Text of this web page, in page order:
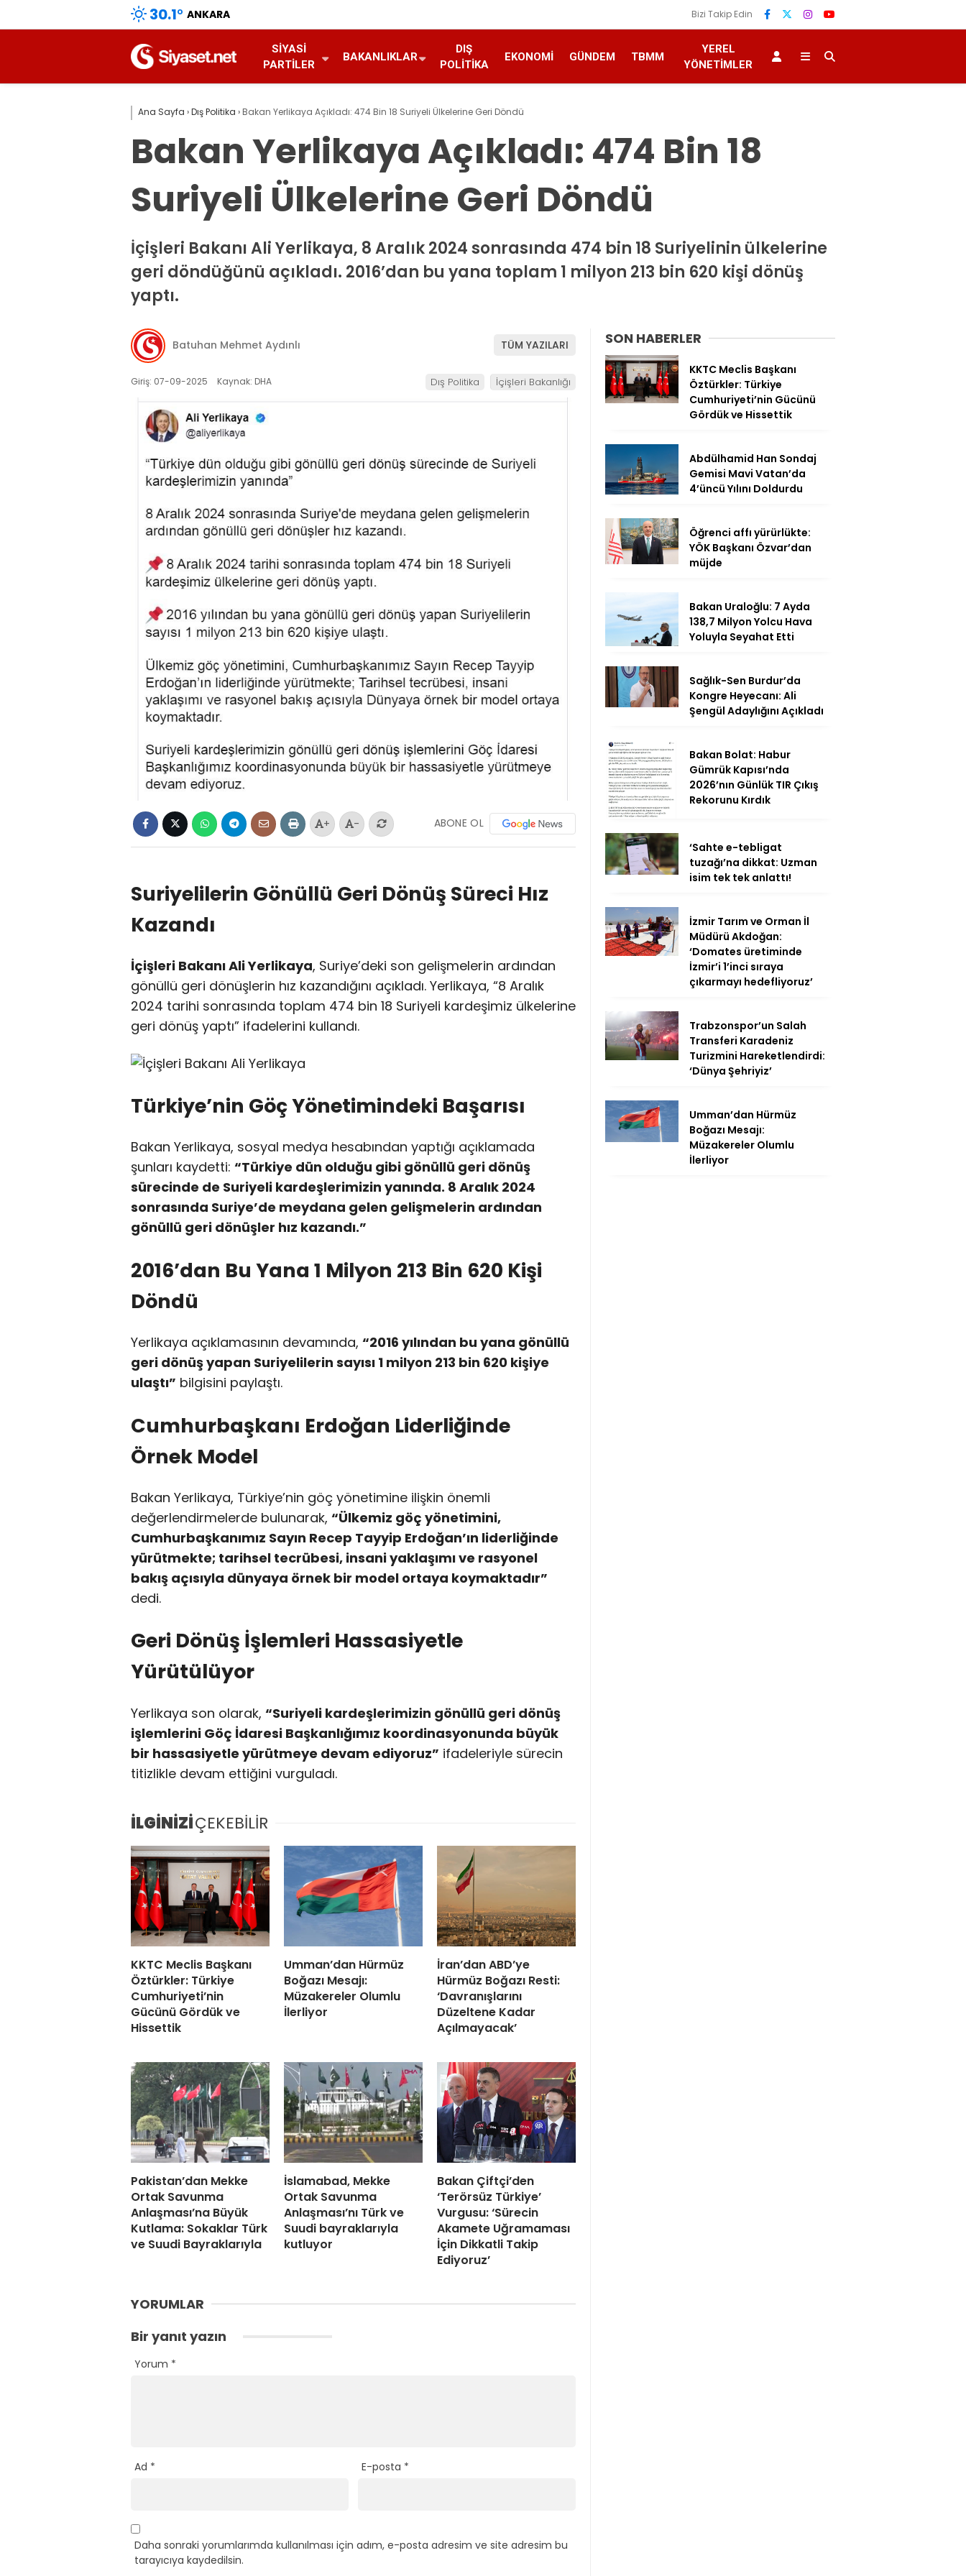
30.1° ANKARA Bizi Takip Edin
SIYASI
PARTILER
BAKANLIKLAR
DIŞ
POLITIKA
EKONOMI GÜNDEM TBMM
YEREL
YÖNETIMLER
Ana Sayfa ›Dış Politika › Bakan Yerlikaya Açıkladı: 474 Bin 18 Suriyeli Ülkelerine Geri Döndü
Bakan Yerlikaya Açıkladı: 474 Bin 18
Suriyeli Ülkelerine Geri Döndü
İçişleri Bakanı Ali Yerlikaya, 8 Aralık 2024 sonrasında 474 bin 18 Suriyelinin ülkelerine
geri döndüğünü açıkladı. 2016’dan bu yana toplam 1 milyon 213 bin 620 kişi dönüş
yaptı.
Batuhan Mehmet Aydınlı TÜM YAZILARI
Giriş: 07-09-2025 Kaynak: DHA Dış Politika İçişleri Bakanlığı
+ - ABONE OL
Suriyelilerin Gönüllü Geri Dönüş Süreci Hız
Kazandı
İçişleri Bakanı Ali Yerlikaya, Suriye’deki son gelişmelerin ardından
gönüllü geri dönüşlerin hız kazandığını açıkladı. Yerlikaya, “8 Aralık
2024 tarihi sonrasında toplam 474 bin 18 Suriyeli kardeşimiz ülkelerine
geri dönüş yaptı” ifadelerini kullandı.
Türkiye’nin Göç Yönetimindeki Başarısı
Bakan Yerlikaya, sosyal medya hesabından yaptığı açıklamada
şunları kaydetti: “Türkiye dün olduğu gibi gönüllü geri dönüş
sürecinde de Suriyeli kardeşlerimizin yanında. 8 Aralık 2024
sonrasında Suriye’de meydana gelen gelişmelerin ardından
gönüllü geri dönüşler hız kazandı.”
2016’dan Bu Yana 1 Milyon 213 Bin 620 Kişi
Döndü
Yerlikaya açıklamasının devamında, “2016 yılından bu yana gönüllü
geri dönüş yapan Suriyelilerin sayısı 1 milyon 213 bin 620 kişiye
ulaştı” bilgisini paylaştı.
Cumhurbaşkanı Erdoğan Liderliğinde
Örnek Model
Bakan Yerlikaya, Türkiye’nin göç yönetimine ilişkin önemli
değerlendirmelerde bulunarak, “Ülkemiz göç yönetimini,
Cumhurbaşkanımız Sayın Recep Tayyip Erdoğan’ın liderliğinde
yürütmekte; tarihsel tecrübesi, insani yaklaşımı ve rasyonel
bakış açısıyla dünyaya örnek bir model ortaya koymaktadır”
dedi.
Geri Dönüş İşlemleri Hassasiyetle
Yürütülüyor
Yerlikaya son olarak, “Suriyeli kardeşlerimizin gönüllü geri dönüş
işlemlerini Göç İdaresi Başkanlığımız koordinasyonunda büyük
bir hassasiyetle yürütmeye devam ediyoruz” ifadeleriyle sürecin
titizlikle devam ettiğini vurguladı.
İLGİNİZİÇEKEBİLİR
KKTC Meclis Başkanı
Öztürkler: Türkiye
Cumhuriyeti’nin
Gücünü Gördük ve
Hissettik
Umman’dan Hürmüz
Boğazı Mesajı:
Müzakereler Olumlu
İlerliyor
İran’dan ABD’ye
Hürmüz Boğazı Resti:
‘Davranışlarını
Düzeltene Kadar
Açılmayacak’
Pakistan’dan Mekke
Ortak Savunma
Anlaşması’na Büyük
Kutlama: Sokaklar Türk
ve Suudi Bayraklarıyla
İslamabad, Mekke
Ortak Savunma
Anlaşması’nı Türk ve
Suudi bayraklarıyla
kutluyor
Bakan Çiftçi’den
‘Terörsüz Türkiye’
Vurgusu: ‘Sürecin
Akamete Uğramaması
İçin Dikkatli Takip
Ediyoruz’
YORUMLAR
Bir yanıt yazın
Yorum *
Ad * E-posta *
Daha sonraki yorumlarımda kullanılması için adım, e-posta adresim ve site adresim bu
tarayıcıya kaydedilsin.
SON HABERLER
KKTC Meclis Başkanı
Öztürkler: Türkiye
Cumhuriyeti’nin Gücünü
Gördük ve Hissettik
Abdülhamid Han Sondaj
Gemisi Mavi Vatan’da
4’üncü Yılını Doldurdu
Öğrenci affı yürürlükte:
YÖK Başkanı Özvar’dan
müjde
Bakan Uraloğlu: 7 Ayda
138,7 Milyon Yolcu Hava
Yoluyla Seyahat Etti
Sağlık-Sen Burdur’da
Kongre Heyecanı: Ali
Şengül Adaylığını Açıkladı
Bakan Bolat: Habur
Gümrük Kapısı’nda
2026’nın Günlük TIR Çıkış
Rekorunu Kırdık
‘Sahte e-tebligat
tuzağı’na dikkat: Uzman
isim tek tek anlattı!
İzmir Tarım ve Orman İl
Müdürü Akdoğan:
‘Domates üretiminde
İzmir’i 1’inci sıraya
çıkarmayı hedefliyoruz’
Trabzonspor’un Salah
Transferi Karadeniz
Turizmini Hareketlendirdi:
‘Dünya Şehriyiz’
Umman’dan Hürmüz
Boğazı Mesajı:
Müzakereler Olumlu
İlerliyor